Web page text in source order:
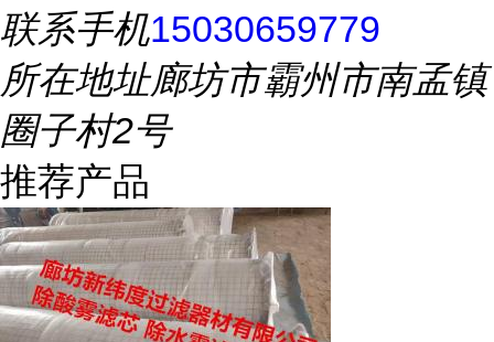
联系手机15030659779
所在地址廊坊市霸州市南孟镇
圈子村2号
推荐产品